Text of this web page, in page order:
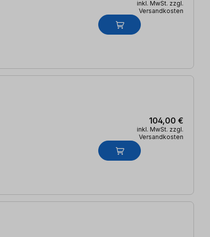
inkl. MwSt. zzgl.
Versandkosten
104,00 €
inkl. MwSt. zzgl.
Versandkosten